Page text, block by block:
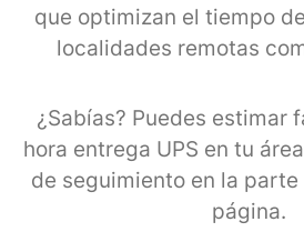
que optimizan el tiempo
localidades remotas
¿Sabías? Puedes estimar
hora entrega UPS en tu
de seguimiento en la
página.